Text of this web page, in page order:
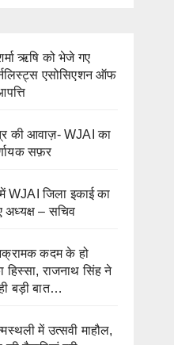
ऋषि को भेजे गए
एसोसिएशन ऑफ
की आवाज़- WJAI का
सफ़र
WJAI जिला इकाई का
– सचिव
कदम के हो
हिस्सा, राजनाथ सिंह ने
बड़ी बात…
में उत्सवी माहौल,